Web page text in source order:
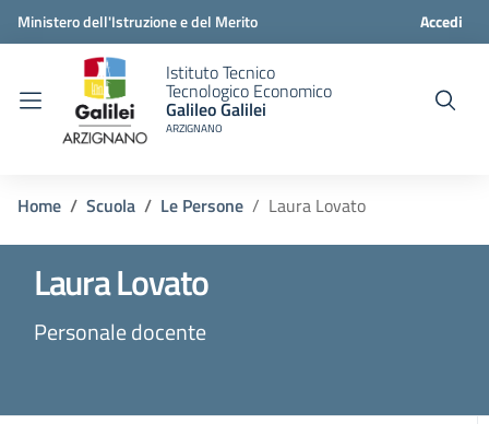
Ministero dell'Istruzione e del Merito Accedi
Istituto Tecnico
Tecnologico Economico
Galileo Galilei
ARZIGNANO
Home Scuola Le Persone Laura Lovato
Laura Lovato
Personale docente